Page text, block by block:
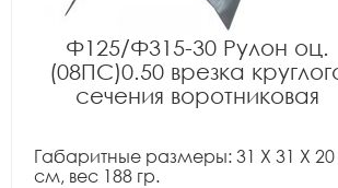
Ф125/Ф315-30 Рулон оц.
(08ПС)0.50 врезка
сечения воротниковая
Габаритные размеры: 31 X 31 X 20
см, вес 188 гр.